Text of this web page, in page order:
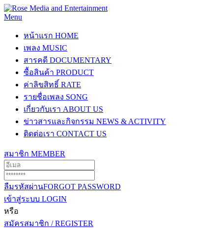
Menu
หน้าแรก HOME
เพลง MUSIC
สารคดี DOCUMENTARY
ซื้อสินค้า PRODUCT
ค่าลิขสิทธิ์ RATE
รายชื่อเพลง SONG
เกี่ยวกับเรา ABOUT US
ข่าวสารและกิจกรรม NEWS & ACTIVITY
ติดต่อเรา CONTACT US
สมาชิก MEMBER
ลืมรหัสผ่านFORGOT PASSWORD
เข้าสู่ระบบ LOGIN
หรือ
สมัครสมาชิก / REGISTER